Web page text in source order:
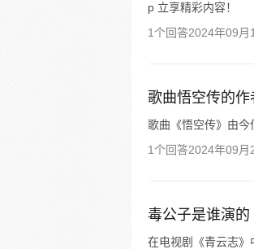
p 立享精彩内容！
1个回答2024年09月
歌曲悟空传的作
歌曲《悟空传》由今
1个回答2024年09月
毒公子是谁演的
在电视剧《青云志